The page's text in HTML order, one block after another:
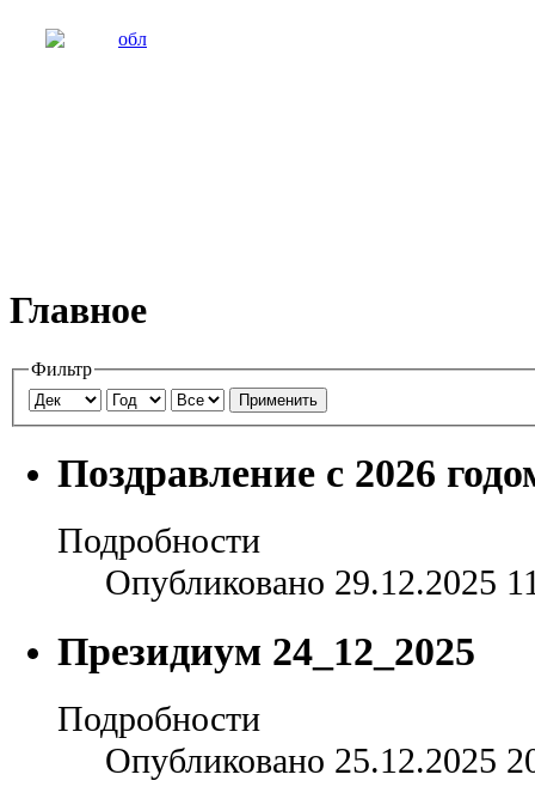
Главное
Фильтр
Применить
Поздравление с 2026
Подробности
Опубликовано 29.12.2025
Президиум 24_12_2025
Подробности
Опубликовано 25.12.2025